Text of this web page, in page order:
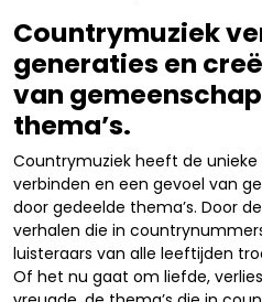
Countrymuziek
generaties en
van
thema’s.
Countrymuziek heeft de
verbinden en een gevoel van
door gedeelde thema’s. Door
verhalen die in
luisteraars van alle leeftijden
Of het nu gaat om liefde,